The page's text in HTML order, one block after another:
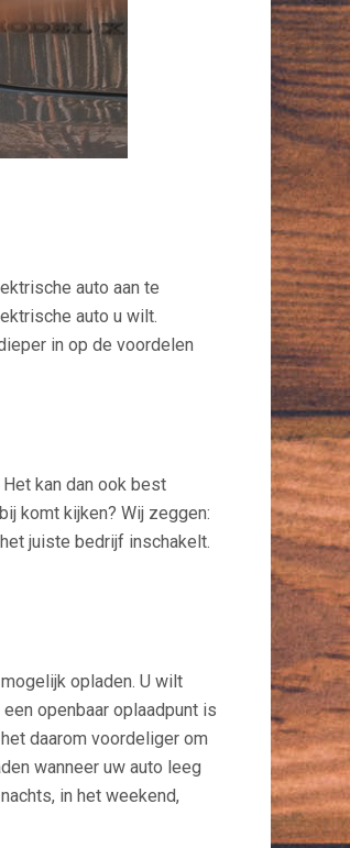
auto aan te
auto u wilt.
in op de voordelen
kan dan ook best
komt kijken? Wij zeggen:
juiste bedrijf inschakelt.
opladen. U wilt
openbaar oplaadpunt is
daarom voordeliger om
wanneer uw auto leeg
in het weekend,